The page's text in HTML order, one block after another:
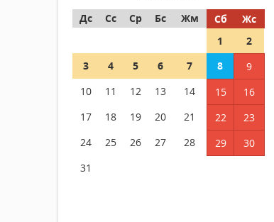
Дс
Сс Ср Бс Жм Сб
Жс
1
2
3
4 5 6 7 8
9
10
11 12 13 14 15
16
17
18 19 20 21 22
23
24
25 26 27 28 29
30
31